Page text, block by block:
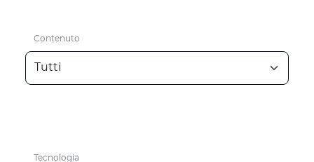
Contenuto
Tecnologia